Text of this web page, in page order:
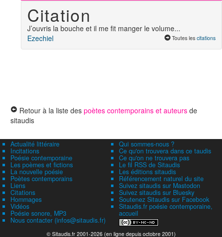
Citation
J’ouvris la bouche et il me fit manger le volume...
Ezechiel
Toutes les citations
Retour à la liste des poètes contemporains et auteurs de
sitaudis
Actualité littéraire
Incitations
Poésie contemporaine
Les poèmes et fictions
La nouvelle poésie
Poètes contemporains
Liens
Citations
Hommages
Vidéos
Poésie sonore, MP3
Nous contacter (infos@sitaudis.fr)
Qui sommes-nous ?
Ce qu'on trouvera dans ce taudis
Ce qu'on ne trouvera pas
Le fil RSS de Sitaudis
Les éditions sitaudis
Référencement naturel du site
Suivez sitaudis sur Mastodon
Suivez sitaudis sur Bluesky
Soutenez Sitaudis sur Facebook
Sitaudis.fr poésie contemporaine,
accueil
© Sitaudis.fr 2001-2026 (en ligne depuis octobre 2001)